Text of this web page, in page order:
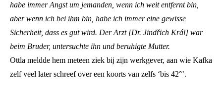
habe immer Angst um jemanden, wenn ich weit entfernt bin,
aber wenn ich bei ihm bin, habe ich immer eine gewisse
Sicherheit, dass es gut wird. Der Arzt [Dr. Jindřich Král] war
beim Bruder, untersuchte ihn und beruhigte Mutter.
Ottla meldde hem meteen ziek bij zijn werkgever, aan wie Kafka
zelf veel later schreef over een koorts van zelfs ‘bis 42°’.